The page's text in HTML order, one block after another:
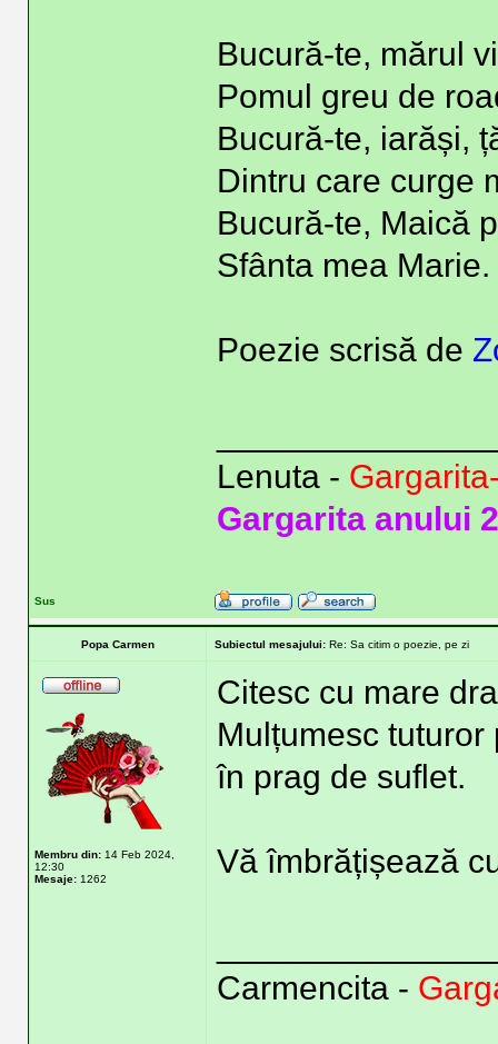
Bucură-te, mărul
Pomul greu de
Bucură-te, iarăși,
Dintru care curge
Bucură-te, Maică
Sfânta mea Marie.
Poezie scrisă de
Lenuta -
Gargarita anului
Sus
Popa Carmen Subiectul mesajului: Re: Sa citim o poezie, pe zi
Membru din: 14 Feb 2024,
12:30
Mesaje: 1262
Citesc cu mare
Mulțumesc
în prag de suflet.
Vă îmbrățișează
Carmencita -